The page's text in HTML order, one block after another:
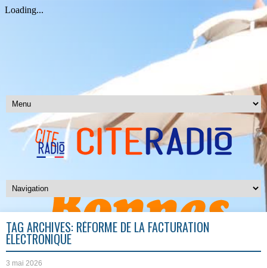
TAG ARCHIVES: RÉFORME DE LA FACTURATION
ÉLECTRONIQUE
3 mai 2026